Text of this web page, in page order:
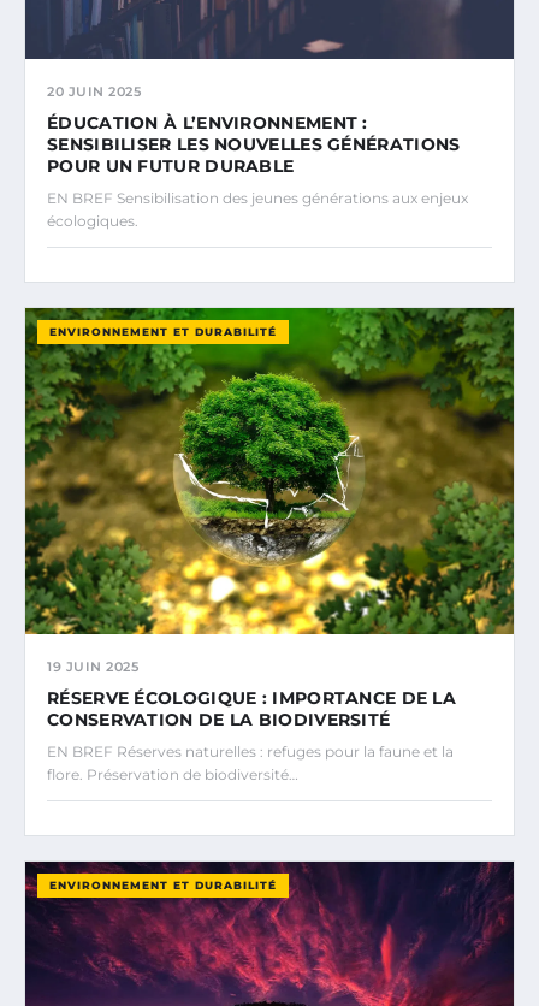
20 JUIN 2025
ÉDUCATION À L’ENVIRONNEMENT :
SENSIBILISER LES NOUVELLES GÉNÉRATIONS
POUR UN FUTUR DURABLE
EN BREF Sensibilisation des jeunes générations aux enjeux
écologiques.
ENVIRONNEMENT ET DURABILITÉ
19 JUIN 2025
RÉSERVE ÉCOLOGIQUE : IMPORTANCE DE LA
CONSERVATION DE LA BIODIVERSITÉ
EN BREF Réserves naturelles : refuges pour la faune et la
flore. Préservation de biodiversité…
ENVIRONNEMENT ET DURABILITÉ